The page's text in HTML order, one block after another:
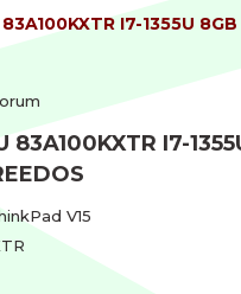
I7-1355U
83A100KXTR I7-
V15